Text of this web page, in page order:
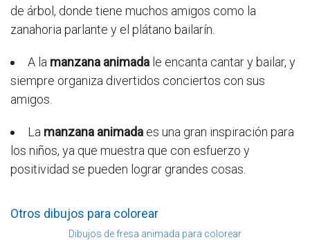
de árbol, donde tiene muchos amigos como la
zanahoria parlante y el plátano bailarín.
A la manzana animada le encanta cantar y bailar, y
siempre organiza divertidos conciertos con sus
amigos.
La manzana animada es una gran inspiración para
los niños, ya que muestra que con esfuerzo y
positividad se pueden lograr grandes cosas.
Otros dibujos para colorear
Dibujos de fresa animada para colorear